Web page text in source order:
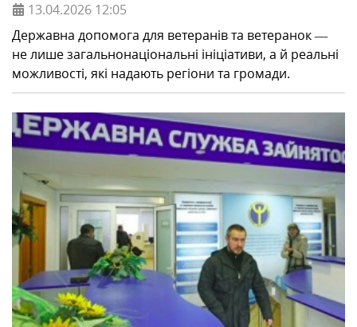
13.04.2026 12:05
Державна допомога для ветеранів та ветеранок —
не лише загальнонаціональні ініціативи, а й реальні
можливості, які надають регіони та громади.